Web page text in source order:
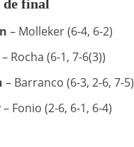
de final
– Molleker (6-4, 6-2)
Rocha (6-1, 7-6(3))
– Barranco (6-3, 2-6, 7-5)
– Fonio (2-6, 6-1, 6-4)